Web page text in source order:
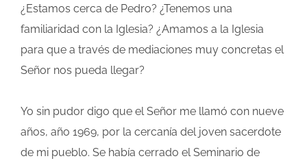
¿Estamos cerca de Pedro? ¿Tenemos una
familiaridad con la Iglesia? ¿Amamos a la Iglesia
para que a través de mediaciones muy concretas el
Señor nos pueda llegar?
Yo sin pudor digo que el Señor me llamó con nueve
años, año 1969, por la cercanía del joven sacerdote
de mi pueblo. Se había cerrado el Seminario de